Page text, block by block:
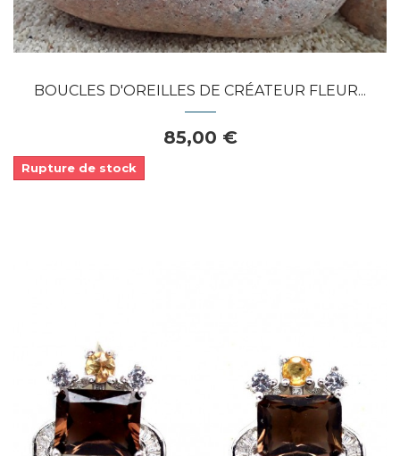
BOUCLES D'OREILLES DE CRÉATEUR FLEUR...
85,00 €
Rupture de stock